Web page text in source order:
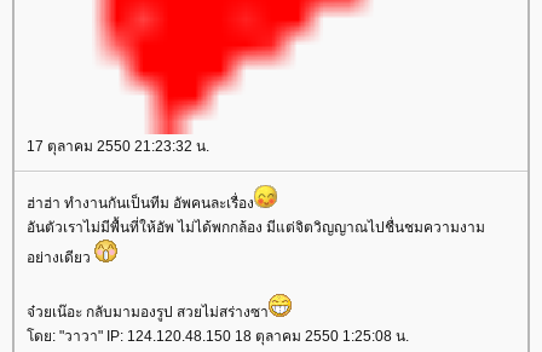
17 ตุลาคม 2550 21:23:32 น.
ฮ่าฮ่า ทำงานกันเป็นทีม อัพคนละเรื่อง
อันตัวเราไม่มีพื้นที่ให้อัพ ไม่ได้พกกล้อง มีแต่จิตวิญญาณไปชื่นชมความงาม
อย่างเดียว
จ๋วยเน๊อะ กลับมามองรูป สวยไม่สร่างซา
ดย: "วาวา" IP: 124.120.48.150 18 ตุลาคม 2550 1:25:08 น.